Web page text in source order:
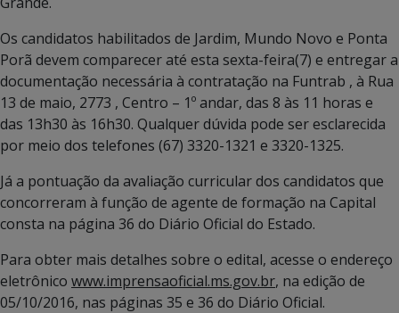
Os candidatos habilitados de Jardim, Mundo Novo e Ponta
Porã devem comparecer até esta sexta-feira(7) e entregar a
documentação necessária à contratação na Funtrab , à Rua
13 de maio, 2773 , Centro – 1º andar, das 8 às 11 horas e
das 13h30 às 16h30. Qualquer dúvida pode ser esclarecida
por meio dos telefones (67) 3320-1321 e 3320-1325.
Já a pontuação da avaliação curricular dos candidatos que
concorreram à função de agente de formação na Capital
consta na página 36 do Diário Oficial do Estado.
Para obter mais detalhes sobre o edital, acesse o endereço
eletrônico www.imprensaoficial.ms.gov.br, na edição de
05/10/2016, nas páginas 35 e 36 do Diário Oficial.